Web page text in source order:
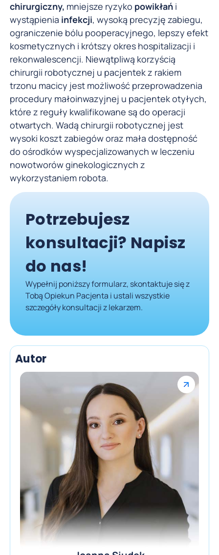
chirurgiczny, mniejsze ryzyko powikłań i
wystąpienia infekcji, wysoką precyzję zabiegu,
ograniczenie bólu pooperacyjnego, lepszy efekt
kosmetycznych i krótszy okres hospitalizacji i
rekonwalescencji. Niewątpliwą korzyścią
chirurgii robotycznej u pacjentek z rakiem
trzonu macicy jest możliwość przeprowadzenia
procedury małoinwazyjnej u pacjentek otyłych,
które z reguły kwalifikowane są do operacji
otwartych. Wadą chirurgii robotycznej jest
wysoki koszt zabiegów oraz mała dostępność
do ośrodków wyspecjalizowanych w leczeniu
nowotworów ginekologicznych z
wykorzystaniem robota.
Potrzebujesz
konsultacji? Napisz
do nas!
Wypełnij poniższy formularz, skontaktuje się z
Tobą Opiekun Pacjenta i ustali wszystkie
szczegóły konsultacji z lekarzem.
Autor